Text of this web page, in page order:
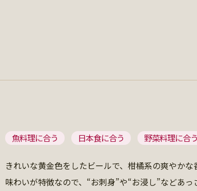
魚料理に合う 日本食に合う 野菜料理に合う
きれいな黄金色をしたビールで、柑橘系の爽やか
味わいが特徴なので、“お刺身”や“お浸し”などあ